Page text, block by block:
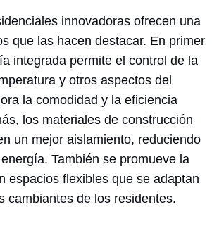
innovadoras ofrecen una
que las hacen destacar. En primer
integrada permite el control de la
y otros aspectos del
la comodidad y la eficiencia
los materiales de construcción
un mejor aislamiento, reduciendo
También se promueve la
espacios flexibles que se adaptan
cambiantes de los residentes.